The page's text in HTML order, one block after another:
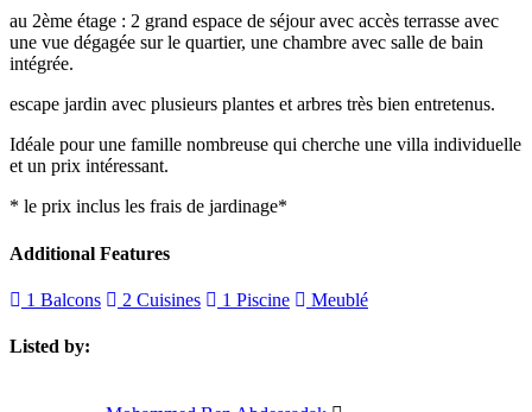
au 2ème étage : 2 grand espace de séjour avec accès terrasse avec
une vue dégagée sur le quartier, une chambre avec salle de bain
intégrée.
escape jardin avec plusieurs plantes et arbres très bien entretenus.
Idéale pour une famille nombreuse qui cherche une villa individuelle
et un prix intéressant.
* le prix inclus les frais de jardinage*
Additional Features
1 Balcons 2 Cuisines 1 Piscine Meublé
Listed by: